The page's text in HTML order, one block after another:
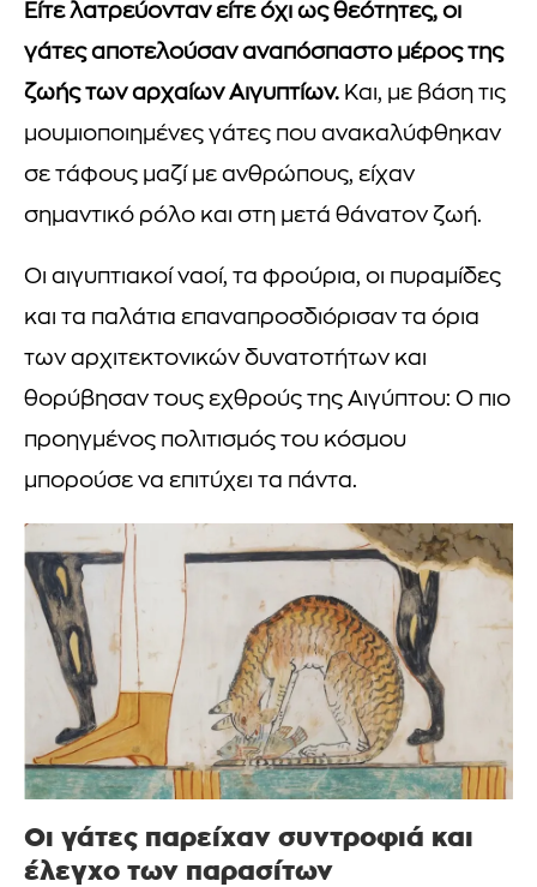
Είτε λατρεύονταν είτε όχι ως θεότητες, οι
γάτες αποτελούσαν αναπόσπαστο μέρος της
ζωής των αρχαίων Αιγυπτίων. Και, με βάση τις
μουμιοποιημένες γάτες που ανακαλύφθηκαν
σε τάφους μαζί με ανθρώπους, είχαν
σημαντικό ρόλο και στη μετά θάνατον ζωή.
Οι αιγυπτιακοί ναοί, τα φρούρια, οι πυραμίδες
και τα παλάτια επαναπροσδιόρισαν τα όρια
των αρχιτεκτονικών δυνατοτήτων και
θορύβησαν τους εχθρούς της Αιγύπτου: Ο πιο
προηγμένος πολιτισμός του κόσμου
μπορούσε να επιτύχει τα πάντα.
Οι γάτες παρείχαν συντροφιά και
έλεγχο των παρασίτων